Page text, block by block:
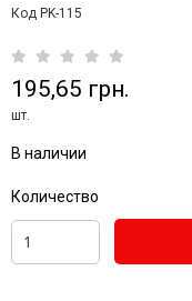
Код PK-115
195,65 грн.
шт.
В наличии
Количество